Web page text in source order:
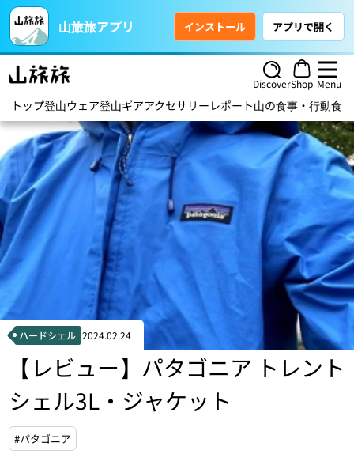
山旅旅アプリ インストール アプリで開く
DiscoverShop Menu
トップ登山ウェア登山ギアアクセサリー レポート山の食事・行動食
ハードシェル 2024.02.24
【レビュー】パタゴニア トレント
シェル3L・ジャケット
#パタゴニア